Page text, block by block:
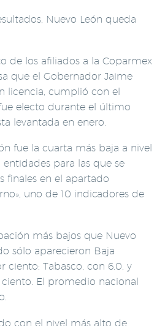
Nuevo León queda
de los afiliados a la Coparmex
que el Gobernador Jaime
licencia, cumplió con el
electo durante el último
levantada en enero.
fue la cuarta más baja a nivel
para las que se
finales en el apartado
uno de 10 indicadores de
más bajos que Nuevo
sólo aparecieron Baja
ciento; Tabasco, con 6.0, y
ciento. El promedio nacional
con el nivel más alto de